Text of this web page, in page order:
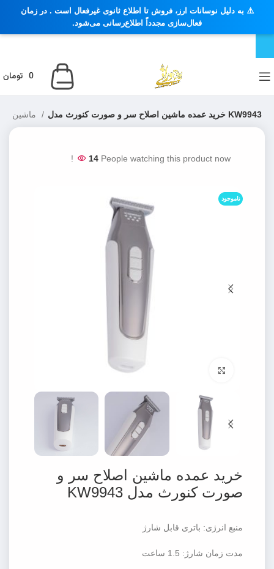
0 تومان
خرید عمده ماشین اصلاح سر و صورت کنورث مدل KW9943
14 People watching this product now!
ناموجود
برای بزرگنمایی کلیک کنید
خرید عمده ماشین اصلاح سر و
صورت کنورث مدل KW9943
منبع انرژی: باتری قابل شارژ
مدت زمان شارژ: 1.5 ساعت
⚠️ به دلیل نوسانات ارز، فروش تا اطلاع ثانوی غیرفعال است . در زمان
فعال‌سازی مجدداً اطلاع‌رسانی می‌شود.